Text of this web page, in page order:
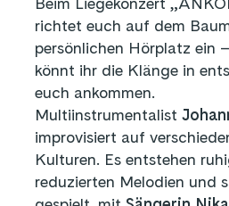
richtet euch auf dem
persönlichen Hörplatz ein
könnt ihr die Klänge in
euch ankommen.
Multiinstrumentalist
improvisiert auf
Kulturen. Es entstehen
reduzierten Melodien und